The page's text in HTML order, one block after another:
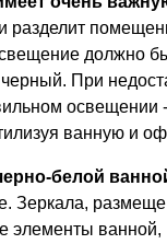
разделит
должно
При
ванную и
белой
Зеркала,
элементы